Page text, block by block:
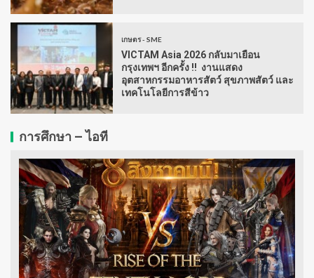
เกษตร - SME
VICTAM Asia 2026 กลับมาเยือน
กรุงเทพฯ อีกครั้ง !! งานแสดง
อุตสาหกรรมอาหารสัตว์ สุขภาพสัตว์ และ
เทคโนโลยีการสีข้าว
การศึกษา – ไอที